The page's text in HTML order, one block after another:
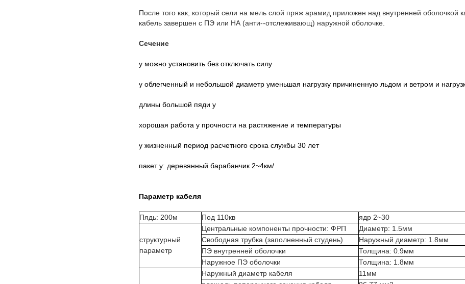
После того как, который сели на мель слой пряж арамид приложен над внутренней оболочкой
кабель завершен с ПЭ или НА (анти--отслеживающ) наружной оболочке.
Сечение
у можно установить без отключать силу
у облегченный и небольшой диаметр уменьшая нагрузку причиненную льдом и ветром и
длины большой пяди у
хорошая работа у прочности на растяжение и температуры
у жизненный период расчетного срока службы 30 лет
пакет у: деревянный барабанчик 2~4км/
Параметр кабеля
Пядь: 200м Под 110кв ядр 2~30
структурный
параметр
Центральные компоненты прочности: ФРП
Диаметр: 1.5мм
Свободная трубка (заполненный студень)
Наружный диаметр: 1.8мм
ПЭ внутренней оболочки
Толщина: 0.9мм
Наружное ПЭ оболочки
Толщина: 1.8мм
Наружный диаметр кабеля
11мм